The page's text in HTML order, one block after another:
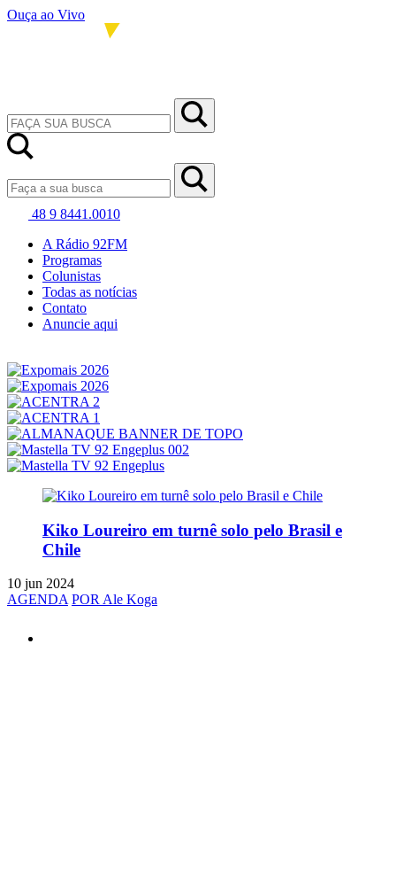
Ouça ao Vivo
48 9 8441.0010
A Rádio 92FM
Programas
Colunistas
Todas as notícias
Contato
Anuncie aqui
Kiko Loureiro em turnê solo pelo Brasil e
Chile
10 jun 2024
AGENDA POR Ale Koga